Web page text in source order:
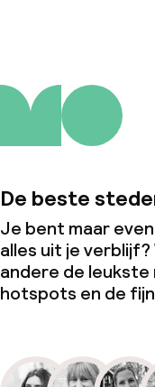
De beste
Je bent maar
alles uit je
andere de
hotspots en de